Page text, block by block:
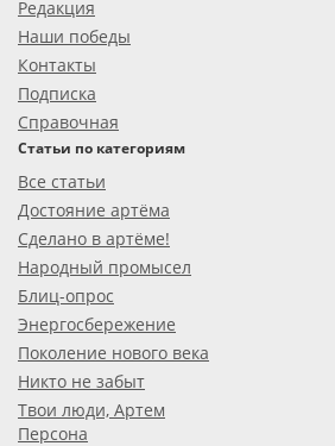
Редакция
Наши победы
Контакты
Подписка
Справочная
Статьи по категориям
Все статьи
Достояние артёма
Сделано в артёме!
Народный промысел
Блиц-опрос
Энергосбережение
Поколение нового века
Никто не забыт
Твои люди, Артем
Персона